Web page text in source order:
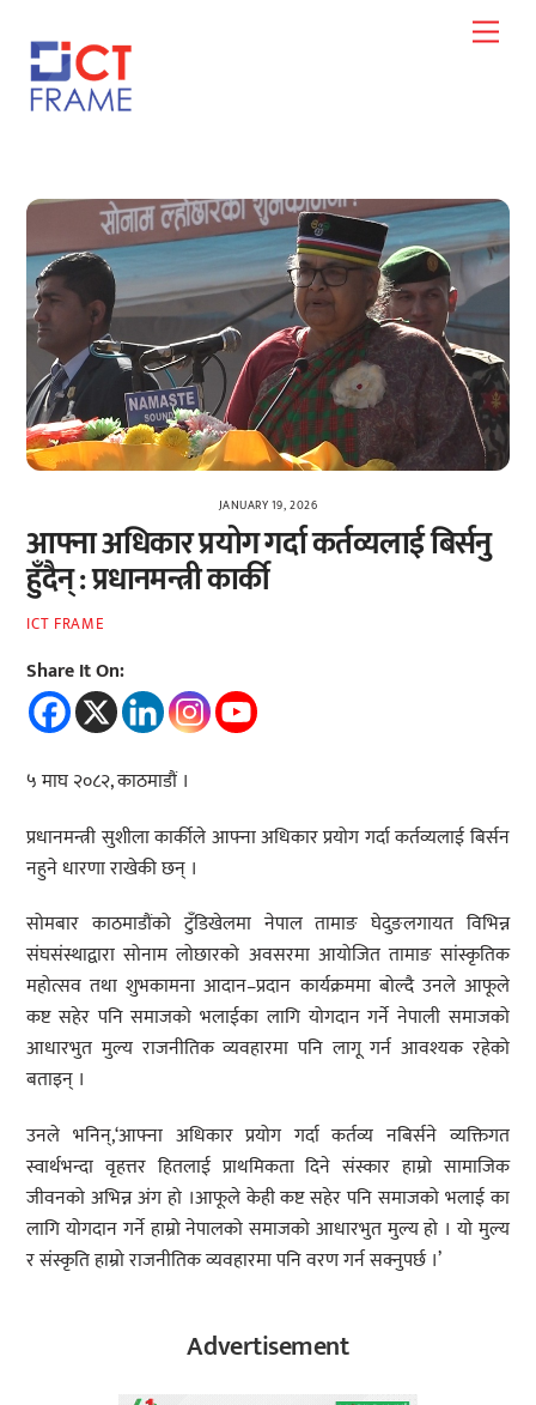
content
JANUARY 19, 2026
आफ्ना अधिकार प्रयोग गर्दा कर्तव्यलाई बिर्सनु
हुँदैन् : प्रधानमन्त्री कार्की
ICT FRAME
Share It On:
५ माघ २०८२, काठमाडौं ।
प्रधानमन्त्री सुशीला कार्कीले आफ्ना अधिकार प्रयोग गर्दा कर्तव्यलाई बिर्सन
नहुने धारणा राखेकी छन् ।
सोमबार काठमाडौंको टुँडिखेलमा नेपाल तामाङ घेदुङलगायत विभिन्न
संघसंस्थाद्वारा सोनाम लोछारको अवसरमा आयोजित तामाङ सांस्कृतिक
महोत्सव तथा शुभकामना आदान–प्रदान कार्यक्रममा बोल्दै उनले आफूले
कष्ट सहेर पनि समाजको भलाईका लागि योगदान गर्ने नेपाली समाजको
आधारभुत मुल्य राजनीतिक व्यवहारमा पनि लागू गर्न आवश्यक रहेको
बताइन् ।
उनले भनिन्,‘आफ्ना अधिकार प्रयोग गर्दा कर्तव्य नबिर्सने व्यक्तिगत
स्वार्थभन्दा वृहत्तर हितलाई प्राथमिकता दिने संस्कार हाम्रो सामाजिक
जीवनको अभिन्न अंग हो ।आफूले केही कष्ट सहेर पनि समाजको भलाई का
लागि योगदान गर्ने हाम्रो नेपालको समाजको आधारभुत मुल्य हो । यो मुल्य
र संस्कृति हाम्रो राजनीतिक व्यवहारमा पनि वरण गर्न सक्नुपर्छ ।’
Advertisement